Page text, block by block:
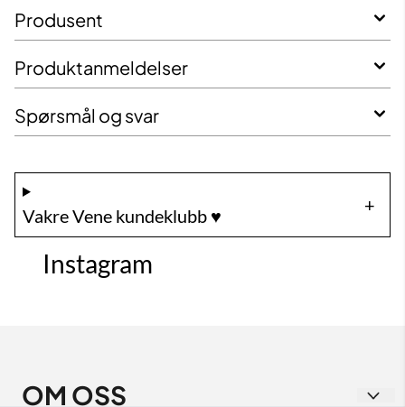
Produsent
Produktanmeldelser
Spørsmål og svar
Vakre Vene kundeklubb ♥️
Instagram
OM OSS